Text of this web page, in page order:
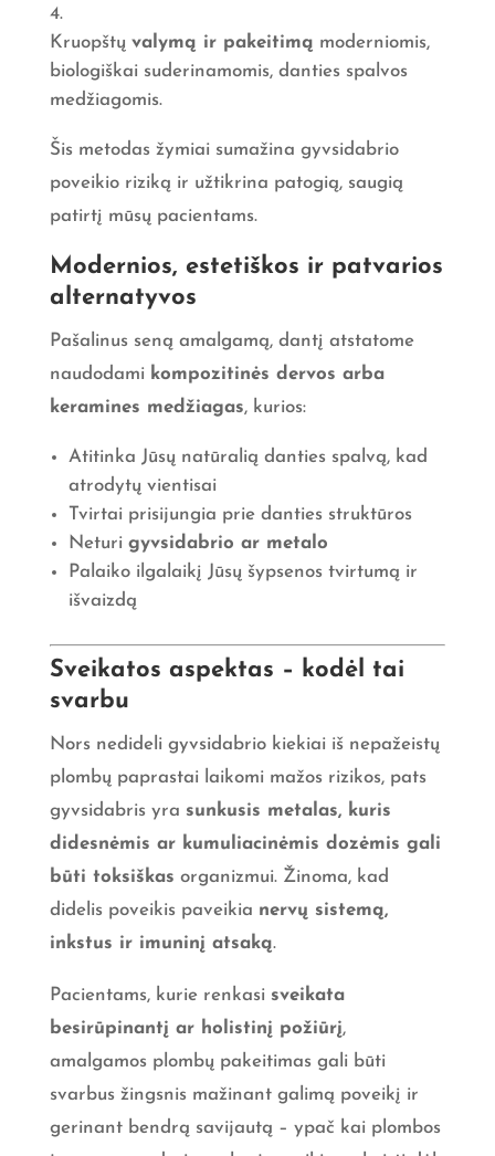
Kruopštų valymą ir pakeitimą moderniomis,
biologiškai suderinamomis, danties spalvos
medžiagomis.
Šis metodas žymiai sumažina gyvsidabrio
poveikio riziką ir užtikrina patogią, saugią
patirtį mūsų pacientams.
Modernios, estetiškos ir patvarios
alternatyvos
Pašalinus seną amalgamą, dantį atstatome
naudodami kompozitinės dervos arba
keramines medžiagas, kurios:
Atitinka Jūsų natūralią danties spalvą, kad
atrodytų vientisai
Tvirtai prisijungia prie danties struktūros
Neturi gyvsidabrio ar metalo
Palaiko ilgalaikį Jūsų šypsenos tvirtumą ir
išvaizdą
Sveikatos aspektas – kodėl tai
svarbu
Nors nedideli gyvsidabrio kiekiai iš nepažeistų
plombų paprastai laikomi mažos rizikos, pats
gyvsidabris yra sunkusis metalas, kuris
didesnėmis ar kumuliacinėmis dozėmis gali
būti toksiškas organizmui. Žinoma, kad
didelis poveikis paveikia nervų sistemą,
inkstus ir imuninį atsaką.
Pacientams, kurie renkasi sveikata
besirūpinantį ar holistinį požiūrį,
amalgamos plombų pakeitimas gali būti
svarbus žingsnis mažinant galimą poveikį ir
gerinant bendrą savijautą – ypač kai plombos